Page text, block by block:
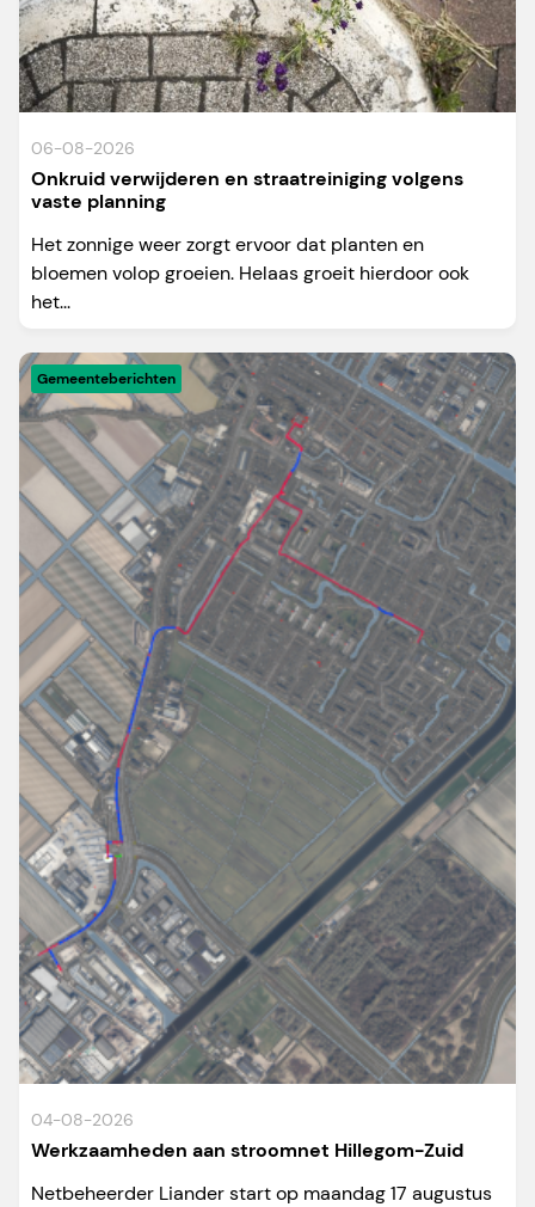
06-08-2026
Onkruid verwijderen en straatreiniging volgens
vaste planning
Het zonnige weer zorgt ervoor dat planten en
bloemen volop groeien. Helaas groeit hierdoor ook
het...
Gemeenteberichten
04-08-2026
Werkzaamheden aan stroomnet Hillegom-Zuid
Netbeheerder Liander start op maandag 17 augustus